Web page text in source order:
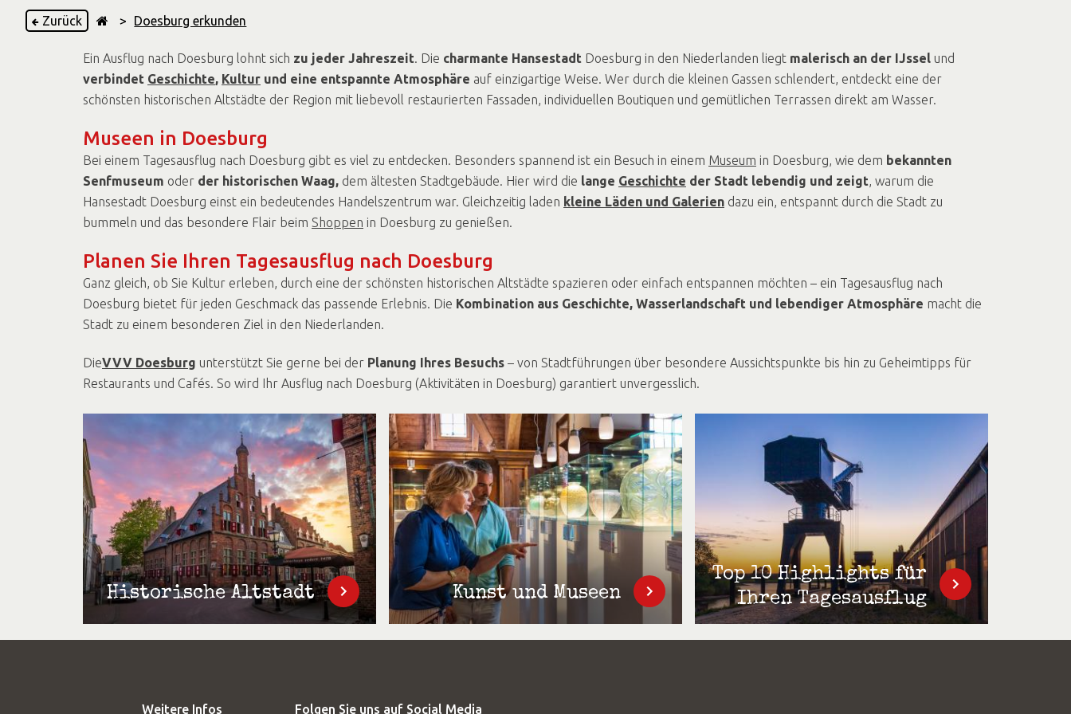
Zurück > Doesburg erkunden
Ein Ausflug nach Doesburg lohnt sich zu jeder Jahreszeit. Die charmante Hansestadt Doesburg in den Niederlanden liegt malerisch an der IJssel und
verbindet Geschichte, Kultur und eine entspannte Atmosphäre auf einzigartige Weise. Wer durch die kleinen Gassen schlendert, entdeckt eine der
schönsten historischen Altstädte der Region mit liebevoll restaurierten Fassaden, individuellen Boutiquen und gemütlichen Terrassen direkt am Wasser.
Museen in Doesburg
Bei einem Tagesausflug nach Doesburg gibt es viel zu entdecken. Besonders spannend ist ein Besuch in einem Museum in Doesburg, wie dem bekannten
Senfmuseum oder der historischen Waag, dem ältesten Stadtgebäude. Hier wird die lange Geschichte der Stadt lebendig und zeigt, warum die
Hansestadt Doesburg einst ein bedeutendes Handelszentrum war. Gleichzeitig laden kleine Läden und Galerien dazu ein, entspannt durch die Stadt zu
bummeln und das besondere Flair beim Shoppen in Doesburg zu genießen.
Planen Sie Ihren Tagesausflug nach Doesburg
Ganz gleich, ob Sie Kultur erleben, durch eine der schönsten historischen Altstädte spazieren oder einfach entspannen möchten – ein Tagesausflug nach
Doesburg bietet für jeden Geschmack das passende Erlebnis. Die Kombination aus Geschichte, Wasserlandschaft und lebendiger Atmosphäre macht die
Stadt zu einem besonderen Ziel in den Niederlanden.
DieVVV Doesburg unterstützt Sie gerne bei der Planung Ihres Besuchs – von Stadtführungen über besondere Aussichtspunkte bis hin zu Geheimtipps für
Restaurants und Cafés. So wird Ihr Ausflug nach Doesburg (Aktivitäten in Doesburg) garantiert unvergesslich.
Historische Altstadt Kunst und Museen
Top 10 Highlights für
Ihren Tagesausflug
Weitere Infos Folgen Sie uns auf Social Media